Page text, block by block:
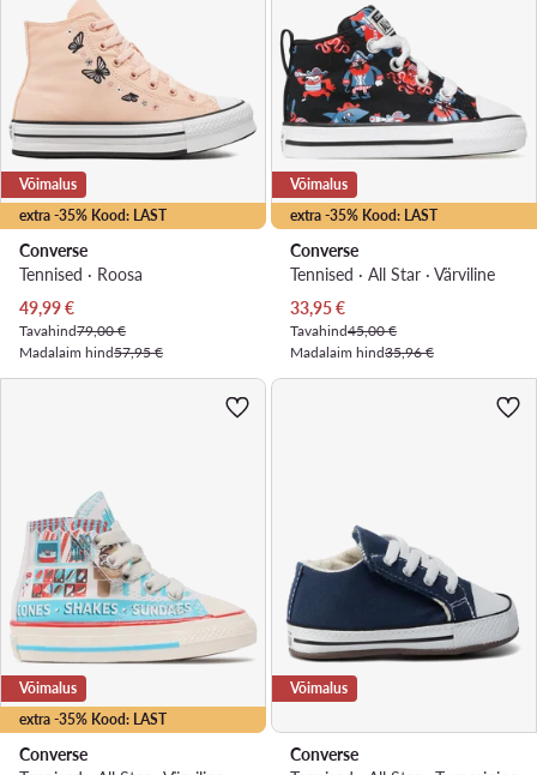
extra -35% Kood: LAST
Võimalus
Converse
Tennised · Roosa
Praegune hind
49,99€
Tavahind79,00 €
Madalaim hind57,95 €
extra -35% Kood: LAST
Võimalus
Converse
Tennised · All Star · Värviline
Praegune hind
33,95€
Tavahind45,00 €
Madalaim hind35,96 €
extra -35% Kood: LAST
Võimalus
Converse
Võimalus
Converse